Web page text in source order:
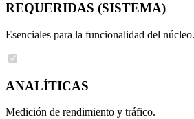
REQUERIDAS (SISTEMA)
Esenciales para la funcionalidad del núcleo.
ANALÍTICAS
Medición de rendimiento y tráfico.